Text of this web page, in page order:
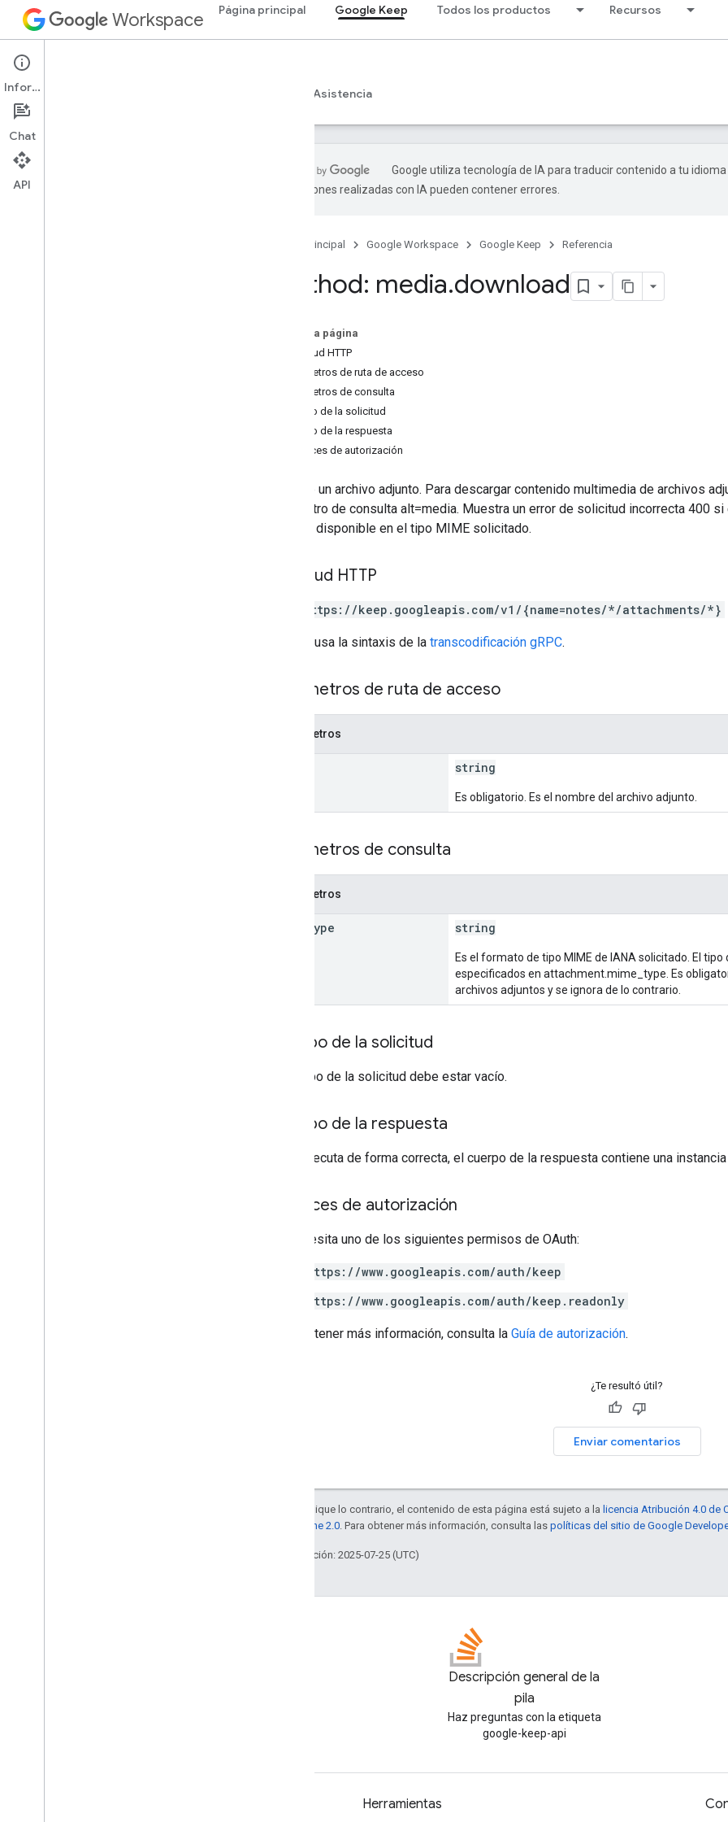
Workspace Página principal Google Keep Todos los productos Recursos
Google Keep
Descripción general Asistencia
Google utiliza tecnología de IA para traducir contenido a tu
traducciones realizadas con IA pueden contener errores.
Página principal Google Workspace Google Keep Referencia
Method: media.download
En esta página
Solicitud HTTP
Parámetros de ruta de acceso
Parámetros de consulta
Cuerpo de la solicitud
Cuerpo de la respuesta
Alcances de autorización
Obtiene un archivo adjunto. Para descargar contenido multimedia de archivos
parámetro de consulta alt=media. Muestra un error de solicitud incorrecta 400
no está disponible en el tipo MIME solicitado.
Solicitud HTTP
GET https://keep.googleapis.com/v1/{name=notes/*/attachments/*}
La URL usa la sintaxis de la transcodificación gRPC.
Parámetros de ruta de acceso
Parámetros
string
Es obligatorio. Es el nombre del archivo adjunto.
Parámetros de consulta
Parámetros
Type string
Es el formato de tipo MIME de IANA solicitado. El
especificados en attachment.mime_type. Es
archivos adjuntos y se ignora de lo contrario.
Cuerpo de la solicitud
El cuerpo de la solicitud debe estar vacío.
Cuerpo de la respuesta
Si se ejecuta de forma correcta, el cuerpo de la respuesta contiene una
Alcances de autorización
Se necesita uno de los siguientes permisos de OAuth:
https://www.googleapis.com/auth/keep
https://www.googleapis.com/auth/keep.readonly
Para obtener más información, consulta la Guía de autorización.
¿Te resultó útil?
Enviar comentarios
Salvo que se indique lo contrario, el contenido de esta página está sujeto a la licencia Atribución 4.0 de
licencia Apache 2.0 . Para obtener más información, consulta las políticas del sitio de Google
Última actualización: 2025-07-25 (UTC)
Descripción general de la
pila
Haz preguntas con la etiqueta
google-keep-api
Herramientas
Información
Chat
API